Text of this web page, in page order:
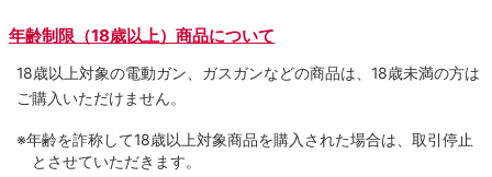
年齢制限（18歳以上）商品について
18歳以上対象の電動ガン、ガスガンなどの商品は、18歳未満の方は
ご購入いただけません。
※年齢を詐称して18歳以上対象商品を購入された場合は、取引停止
とさせていただきます。